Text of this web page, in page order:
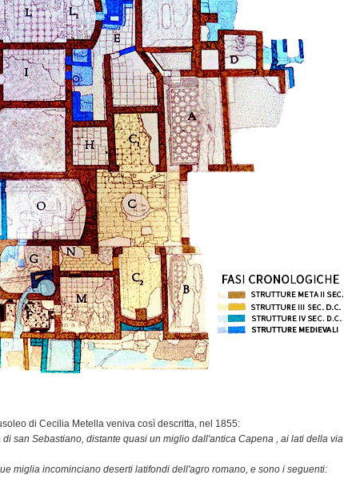
di Cecilia Metella veniva così descritta, nel 1855:
san Sebastiano, distante quasi un miglio dall'antica Capena , ai lati della via
miglia incominciano deserti latifondi dell'agro romano, e sono i seguenti: